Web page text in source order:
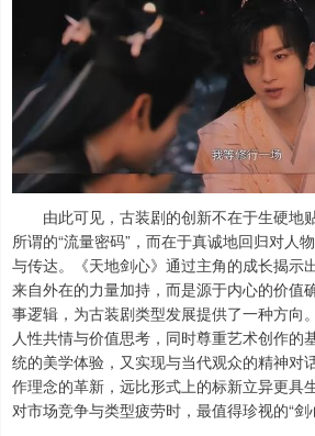
由此可见，古装剧的创新不在于生硬地贴
所谓的“流量密码”，而在于真诚地回归对人
与传达。《天地剑心》通过主角的成长揭示
来自外在的力量加持，而是源于内心的价值
事逻辑，为古装剧类型发展提供了一种方
人性共情与价值思考，同时尊重艺术创作的
统的美学体验，又实现与当代观众的精神对
作理念的革新，远比形式上的标新立异更具
对市场竞争与类型疲劳时，最值得珍视的“剑
深证成指 14311.01
沪深300 4694.44